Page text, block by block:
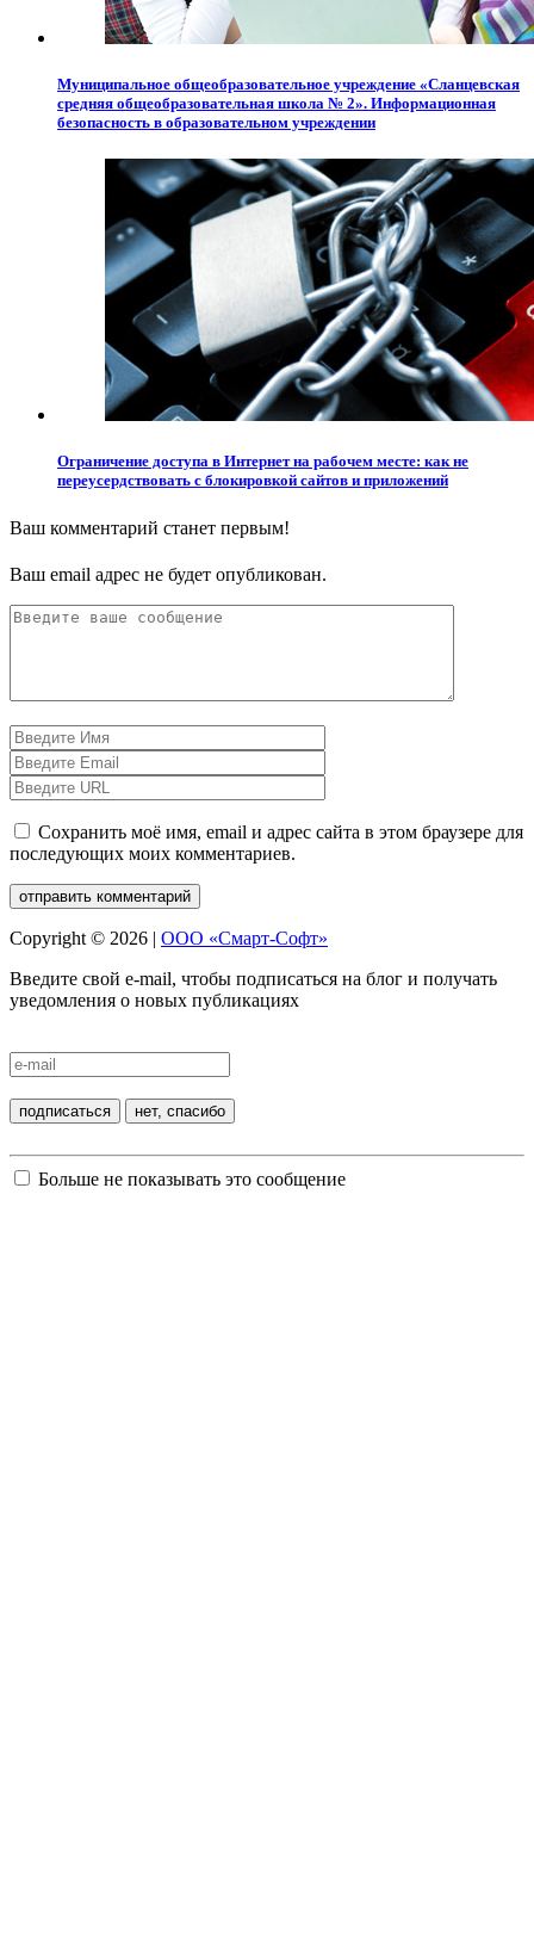
Муниципальное общеобразовательное учреждение «Сланцевская
средняя общеобразовательная школа № 2». Информационная
безопасность в образовательном учреждении
Ограничение доступа в Интернет на рабочем месте: как не
переусердствовать с блокировкой сайтов и приложений
Ваш комментарий станет первым!
Ваш email адрес не будет опубликован.
Сохранить моё имя, email и адрес сайта в этом браузере для
последующих моих комментариев.
Copyright © 2026 | ООО «Смарт-Софт»
Введите свой e-mail, чтобы подписаться на блог и получать
уведомления о новых публикациях
Больше не показывать это сообщение